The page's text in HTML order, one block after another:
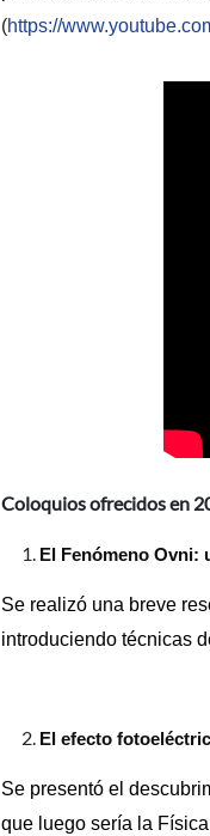
(https://
Coloquios ofrecidos en
El Fenómeno Ovni:
Se realizó una breve
introduciendo técnicas
El efecto
Se presentó el
que luego sería la